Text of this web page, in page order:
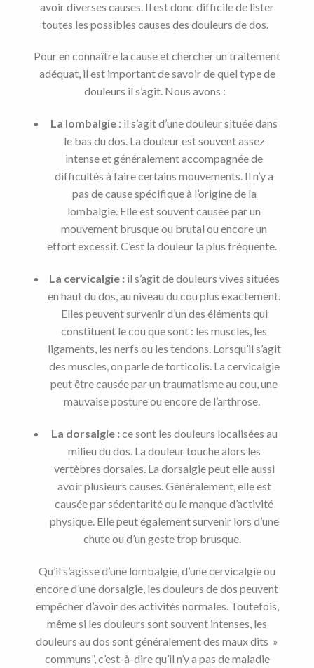
avoir diverses causes. Il est donc difficile de lister
toutes les possibles causes des douleurs de dos.
Pour en connaître la cause et chercher un traitement
adéquat, il est important de savoir de quel type de
douleurs il s’agit. Nous avons :
La lombalgie : il s’agit d’une douleur située dans
le bas du dos. La douleur est souvent assez
intense et généralement accompagnée de
difficultés à faire certains mouvements. Il n’y a
pas de cause spécifique à l’origine de la
lombalgie. Elle est souvent causée par un
mouvement brusque ou brutal ou encore un
effort excessif. C’est la douleur la plus fréquente.
La cervicalgie : il s’agit de douleurs vives situées
en haut du dos, au niveau du cou plus exactement.
Elles peuvent survenir d’un des éléments qui
constituent le cou que sont : les muscles, les
ligaments, les nerfs ou les tendons. Lorsqu’il s’agit
des muscles, on parle de torticolis. La cervicalgie
peut être causée par un traumatisme au cou, une
mauvaise posture ou encore de l’arthrose.
La dorsalgie :ce sont les douleurs localisées au
milieu du dos. La douleur touche alors les
vertèbres dorsales. La dorsalgie peut elle aussi
avoir plusieurs causes. Généralement, elle est
causée par sédentarité ou le manque d’activité
physique. Elle peut également survenir lors d’une
chute ou d’un geste trop brusque.
Qu’il s’agisse d’une lombalgie, d’une cervicalgie ou
encore d’une dorsalgie, les douleurs de dos peuvent
empêcher d’avoir des activités normales. Toutefois,
même si les douleurs sont souvent intenses, les
douleurs au dos sont généralement des maux dits »
communs”, c’est-à-dire qu’il n’y a pas de maladie